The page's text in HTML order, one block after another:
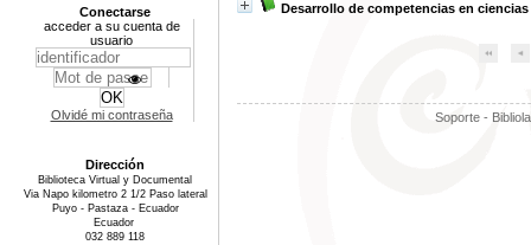
Desarrollo de competencias en
Soporte -
Conectarse
acceder a su cuenta de
usuario
Olvidé mi contraseña
Dirección
Biblioteca Virtual y Documental
Via Napo kilometro 2 1/2 Paso lateral
Puyo - Pastaza - Ecuador
Ecuador
032 889 118